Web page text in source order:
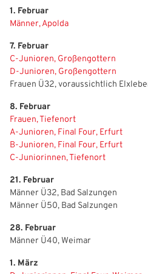
1. Februar
Männer, Apolda
7. Februar
C-Junioren, Großengottern
D-Junioren, Großengottern
Frauen Ü32, voraussichtlich
8. Februar
Frauen, Tiefenort
A-Junioren, Final Four, Erfurt
B-Junioren, Final Four, Erfurt
C-Juniorinnen, Tiefenort
21. Februar
Männer Ü32, Bad Salzungen
Männer Ü50, Bad Salzungen
28. Februar
Männer Ü40, Weimar
1. März
WEBSITE
IHRE
Aktuelle Seite als
IHR LOGIN
Bitte geben Sie Ihren
Anmelden
Benutzername:
Passwort: